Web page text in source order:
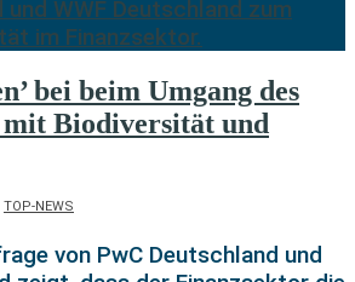
bei beim Umgang des
Biodiversität und
TOP-NEWS
von PwC Deutschland und